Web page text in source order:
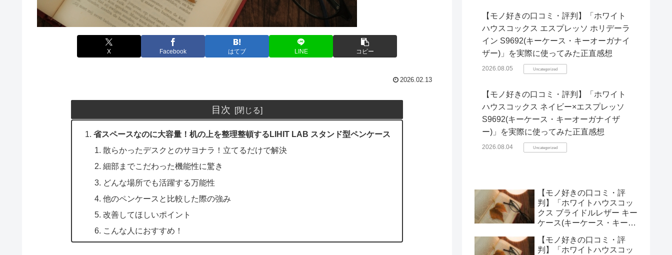
X Facebook はてブ LINE コピー
2026.02.13
目次
省スペースなのに大容量！机の上を整理整頓するLIHIT LAB スタンド型ペンケース
散らかったデスクとのサヨナラ！立てるだけで解決
細部までこだわった機能性に驚き
どんな場所でも活躍する万能性
他のペンケースと比較した際の強み
改善してほしいポイント
こんな人におすすめ！
【モノ好きの口コミ・評判】「ホワイト
ハウスコックス エスプレッソ ホリデーラ
イン S9692(キーケース・キーオーガナイ
ザー)」を実際に使ってみた正直感想
2026.08.05 Uncategorized
【モノ好きの口コミ・評判】「ホワイト
ハウスコックス ネイビー×エスプレッソ
S9692(キーケース・キーオーガナイザ
ー)」を実際に使ってみた正直感想
2026.08.04 Uncategorized
【モノ好きの口コミ・評
判】「ホワイトハウスコッ
クス ブライドルレザー キー
ケース(キーケース・キーオ
ってみた正直感想
【モノ好きの口コミ・評
判】「ホワイトハウスコッ